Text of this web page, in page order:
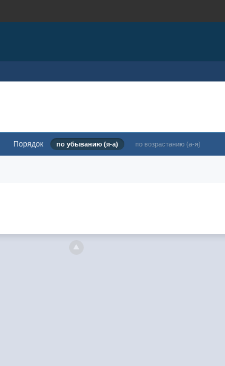
Порядок по убыванию (я-а) по возрастанию (а-я)